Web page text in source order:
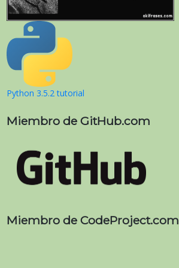
Python 3.5.2 tutorial
Miembro de GitHub.com
Miembro de CodeProject.com